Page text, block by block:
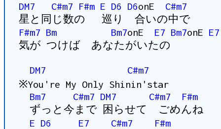
DM7
C#m7 F#m E D6 D6onE C#m7
星と同じ数の 巡り 合いの中で
F#m7 Bm Bm7onE E7 Bm7onE E7
気が つけば あなたがいたの
DM7
C#m7
※You're My Only Shinin'star
Bm7
C#m7 DM7 C#m7
F#m
ずっと今まで 困らせて ごめんね
E D6 E7 C#m7
F#m